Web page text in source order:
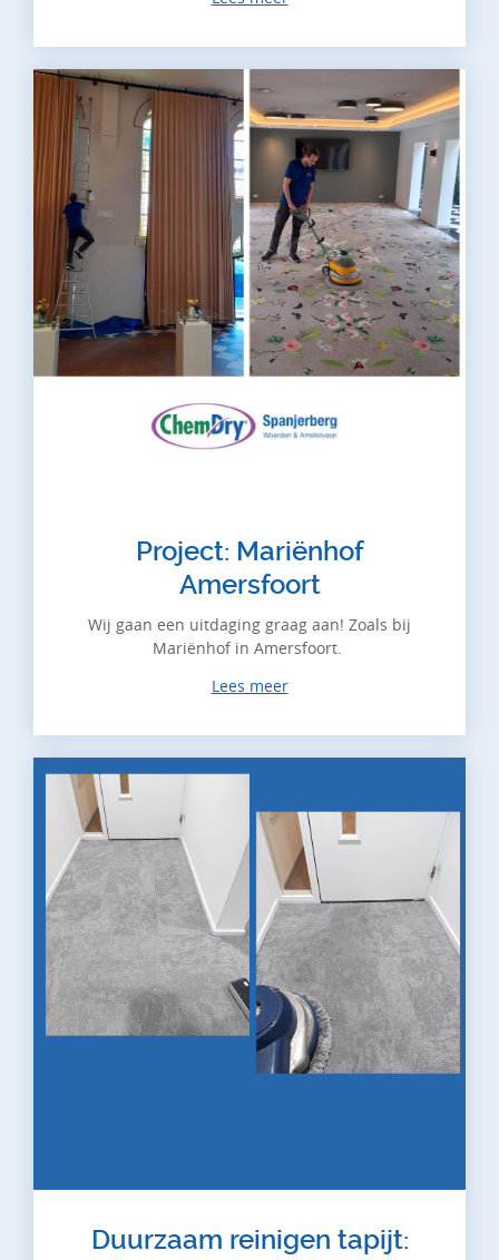
Project: Mariënhof
Amersfoort
Wij gaan een uitdaging graag aan! Zoals bij
Mariënhof in Amersfoort.
Lees meer
Duurzaam reinigen tapijt: